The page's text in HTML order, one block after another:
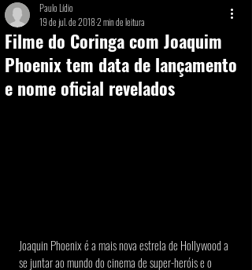
Filme do Coringa com Joaquim
Phoenix tem data de lançamento
e nome oficial revelados
Paulo Lídio
19 de jul. de 20182 min de leitura
Joaquin Phoenix é a mais nova estrela de Hollywood a
se juntar ao mundo do cinema de super-heróis e o